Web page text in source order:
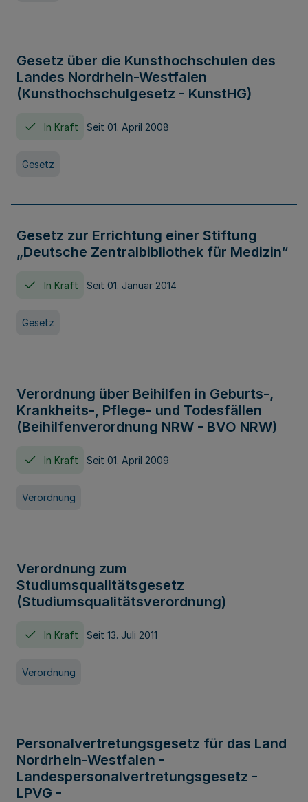
Gesetz über die Kunsthochschulen des
Landes Nordrhein-Westfalen
(Kunsthochschulgesetz - KunstHG)
In Kraft Seit 01. April 2008
Gesetz
Gesetz zur Errichtung einer Stiftung
„Deutsche Zentralbibliothek für Medizin“
In Kraft Seit 01. Januar 2014
Gesetz
Verordnung über Beihilfen in Geburts-,
Krankheits-, Pflege- und Todesfällen
(Beihilfenverordnung NRW - BVO NRW)
In Kraft Seit 01. April 2009
Verordnung
Verordnung zum
Studiumsqualitätsgesetz
(Studiumsqualitätsverordnung)
In Kraft Seit 13. Juli 2011
Verordnung
Personalvertretungsgesetz für das Land
Nordrhein-Westfalen -
Landespersonalvertretungsgesetz -
LPVG -